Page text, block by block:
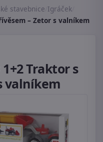
stavebnice Igráček
– Zetor s valníkem
Traktor s
valníkem